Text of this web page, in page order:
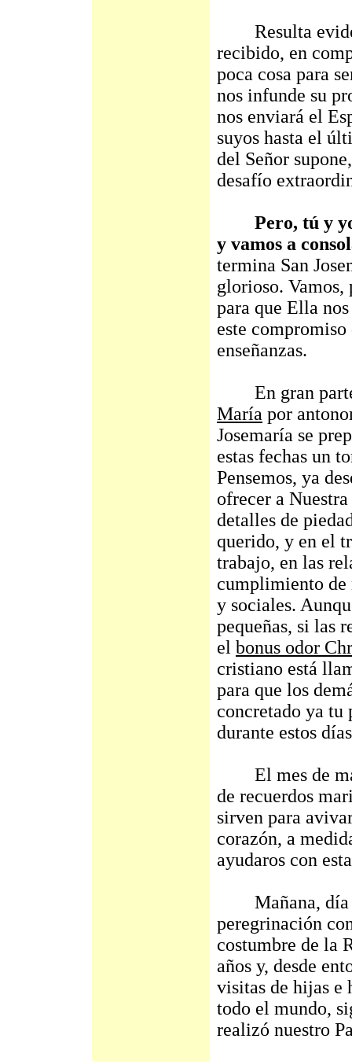
Resulta
recibido, en
poca cosa para
nos infunde su
nos enviará el
suyos hasta el
del Señor
desafío
Pero, tú y
y vamos a
termina San
glorioso. Vamos,
para que Ella
este
enseñanzas.
En gran parte
María por
Josemaría se
estas fechas un
Pensemos, ya
ofrecer a
detalles de
querido, y en el
trabajo, en las
cumplimiento de
y sociales.
pequeñas, si las
el bonus odor
cristiano está
para que los
concretado ya tu
durante estos
El mes de
de recuerdos
sirven para
corazón, a
ayudaros con
Mañana, día
peregrinación
costumbre de la
años y, desde
visitas de hijas e
todo el mundo,
realizó nuestro